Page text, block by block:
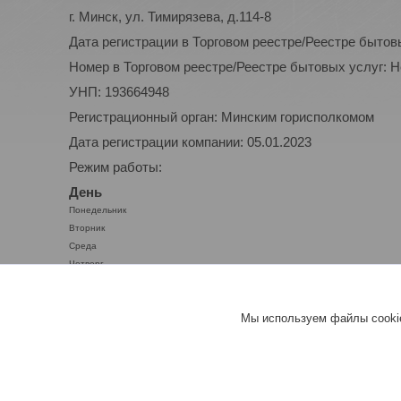
г. Минск, ул. Тимирязева, д.114-8
Дата регистрации в Торговом реестре/Реестре
Номер в Торговом реестре/Реестре бытовых услуг:
УНП: 193664948
Регистрационный орган: Минским горисполкомом
Дата регистрации компании: 05.01.2023
Режим работы:
День
Понедельник
Вторник
Среда
Четверг
Мы используем файлы